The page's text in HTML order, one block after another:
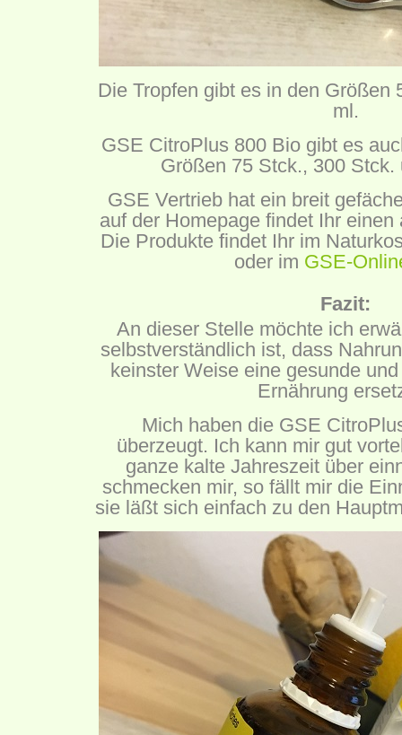
Die Tropfen gibt es in den
ml.
GSE CitroPlus 800 Bio gibt es
Größen 75 Stck., 300 Stck.
GSE Vertrieb hat ein breit
auf der Homepage findet Ihr
Die Produkte findet Ihr im
oder im GSE-
Fazit:
An dieser Stelle möchte ich
selbstverständlich ist, dass
keinster Weise eine gesunde
Ernährung
Mich haben die GSE
überzeugt. Ich kann mir gut
ganze kalte Jahreszeit über
schmecken mir, so fällt mir die
sie läßt sich einfach zu den